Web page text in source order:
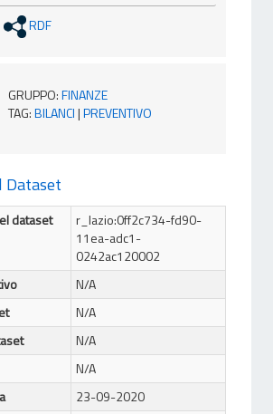
RDF
GRUPPO:FINANZE
TAG:BILANCI|PREVENTIVO
Dataset
dataset
r_lazio:0ff2c734-fd90-
11ea-adc1-
0242ac120002
N/A
N/A
N/A
N/A
23-09-2020